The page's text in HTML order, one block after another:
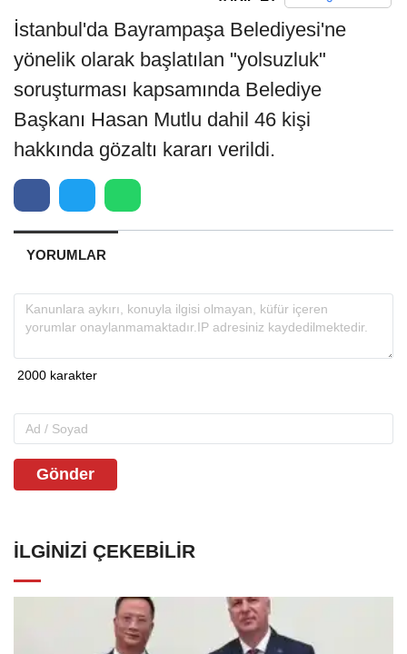
İstanbul'da Bayrampaşa Belediyesi'ne
yönelik olarak başlatılan "yolsuzluk"
soruşturması kapsamında Belediye
Başkanı Hasan Mutlu dahil 46 kişi
hakkında gözaltı kararı verildi.
YORUMLAR
Gönder
İLGINIZI ÇEKEBILIR